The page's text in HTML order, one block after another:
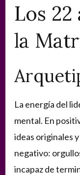
Los
la
La energía del
mental. En
ideas originales
negativo:
incapaz de